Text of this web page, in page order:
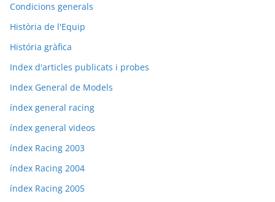
Condicions generals
Història de l'Equip
História gràfica
Index d'articles publicats i probes
Index General de Models
índex general racing
índex general videos
índex Racing 2003
índex Racing 2004
índex Racing 2005